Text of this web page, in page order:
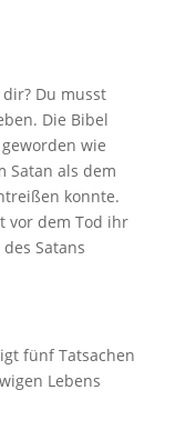
Du musst
Die Bibel
wie
Satan als dem
konnte.
vor dem Tod ihr
Satans
fünf Tatsachen
Lebens